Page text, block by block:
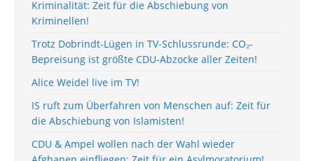
Kriminalität: Zeit für die Abschiebung von
Kriminellen!
Trotz Dobrindt-Lügen in TV-Schlussrunde: CO₂-
Bepreisung ist größte CDU-Abzocke aller Zeiten!
Alice Weidel live im TV!
IS ruft zum Überfahren von Menschen auf: Zeit für
die Abschiebung von Islamisten!
CDU & Ampel wollen nach der Wahl wieder